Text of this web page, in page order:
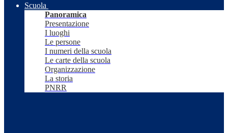
Scuola
Panoramica
Presentazione
I luoghi
Le persone
I numeri della scuola
Le carte della scuola
Organizzazione
La storia
PNRR